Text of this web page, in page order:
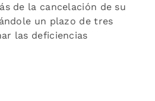
de la cancelación de su
un plazo de tres
las deficiencias